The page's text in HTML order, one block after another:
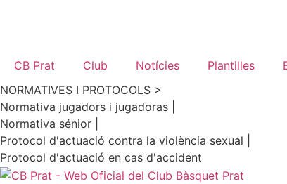
CB Prat Club Notícies Plantilles
NORMATIVES I PROTOCOLS >
Normativa jugadors i jugadoras |
Normativa sénior |
Protocol d'actuació contra la violència sexual |
Protocol d'actuació en cas d'accident